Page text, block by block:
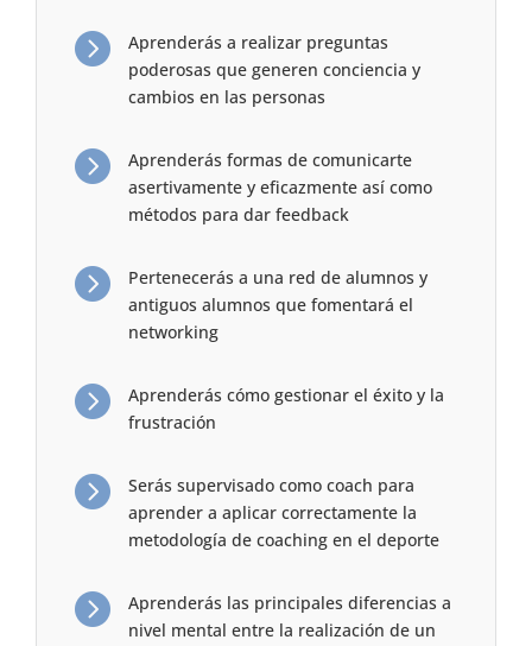

Aprenderás a realizar preguntas
poderosas que generen conciencia y
cambios en las personas

Aprenderás formas de comunicarte
asertivamente y eficazmente así como
métodos para dar feedback

Pertenecerás a una red de alumnos y
antiguos alumnos que fomentará el
networking

Aprenderás cómo gestionar el éxito y la
frustración

Serás supervisado como coach para
aprender a aplicar correctamente la
metodología de coaching en el deporte

Aprenderás las principales diferencias a
nivel mental entre la realización de un